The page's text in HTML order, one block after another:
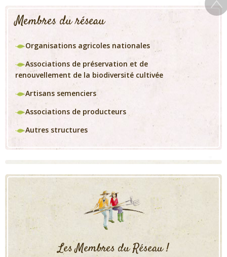
Membres du réseau
Organisations agricoles nationales
Associations de préservation et de
renouvellement de la biodiversité cultivée
Artisans semenciers
Associations de producteurs
Autres structures
Les Membres du Réseau !